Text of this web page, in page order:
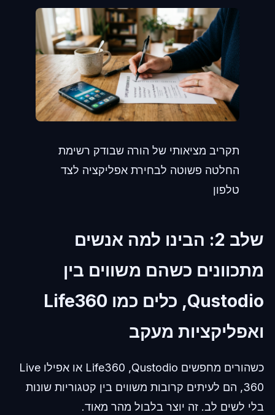
תקריב מציאותי של הורה שבודק רשימת
החלטה פשוטה לבחירת אפליקציה לצד
טלפון
שלב 2: הבינו למה אנשים
מתכוונים כשהם משווים בין
Qustodio, כלים כמו Life360
ואפליקציות מעקב
כשהורים מחפשים Qustodio, ‏Life360 או אפילו Live
360, הם לעיתים קרובות משווים בין קטגוריות שונות
בלי לשים לב. זה יוצר בלבול מהר מאוד.